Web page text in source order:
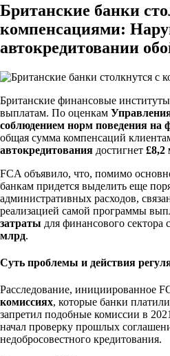
Британские банки
компенсациями:
автокредитовании
Британские финансовые
выплатам. По оценкам
соблюдением норм поведения
общая сумма компенсаций
автокредитования достигнет £8,2
FCA объявило, что, помимо
банкам придется выделить еще
административных расходов,
реализацией самой программы
затраты для финансового сектора
млрд.
Суть проблемы и действия
Расследование, инициированное
комиссиях, которые банки
запретил подобные комиссии в
начал проверку прошлых
недобросовестного кредитования.